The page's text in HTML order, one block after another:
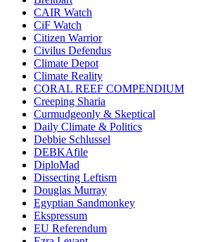
CAIR Watch
CiF Watch
Citizen Warrior
Civilus Defendus
Climate Depot
Climate Reality
CORAL REEF COMPENDIUM
Creeping Sharia
Curmudgeonly & Skeptical
Daily Climate & Politics
Debbie Schlussel
DEBKAfile
DiploMad
Dissecting Leftism
Douglas Murray
Egyptian Sandmonkey
Ekspressum
EU Referendum